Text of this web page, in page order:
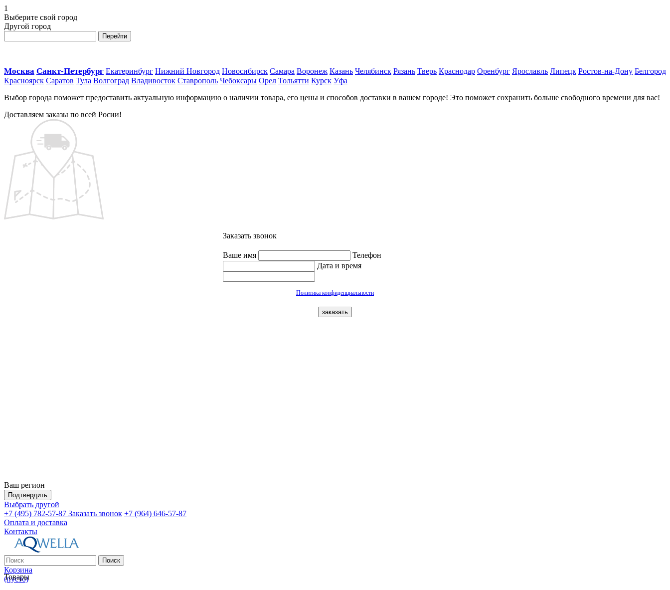
1
Выберите свой город
Другой город
Перейти
Москва Санкт-Петербург Екатеринбург Нижний Новгород Новосибирск Самара Воронеж Казань Челябинск Рязань Тверь Краснодар Оренбург Ярославль Липецк Ростов-на-Дону Белгород
Красноярск Саратов Тула Волгоград Владивосток Ставрополь Чебоксары Орел Тольятти Курск Уфа
Выбор города поможет предоставить актуальную информацию о наличии товара, его цены и способов доставки в вашем городе! Это поможет сохранить больше свободного времени для вас!
Доставляем заказы по всей Росии!
Заказать звонок
Ваше имя
Телефон
Дата и время
Политика конфиденциальности
заказать
Ваш регион
Подтвердить
Выбрать другой
+7 (495) 782-57-87 Заказать звонок +7 (964) 646-57-87
Оплата и доставка
Контакты
Поиск
Корзина
(пусто)
Товары